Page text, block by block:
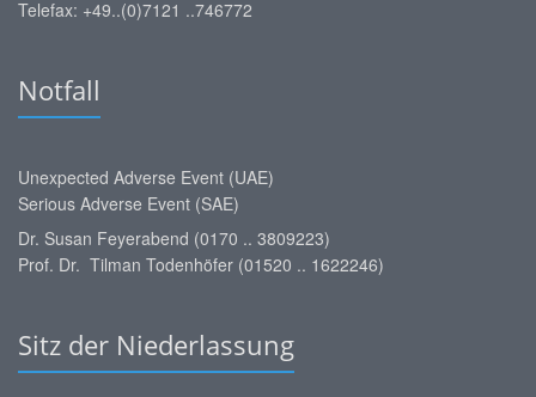
Telefax: +49..(0)7121 ..746772
Notfall
Unexpected Adverse Event (UAE)
Serious Adverse Event (SAE)
Dr. Susan Feyerabend (0170 .. 3809223)
Prof. Dr. Tilman Todenhöfer (01520 .. 1622246)
Sitz der Niederlassung